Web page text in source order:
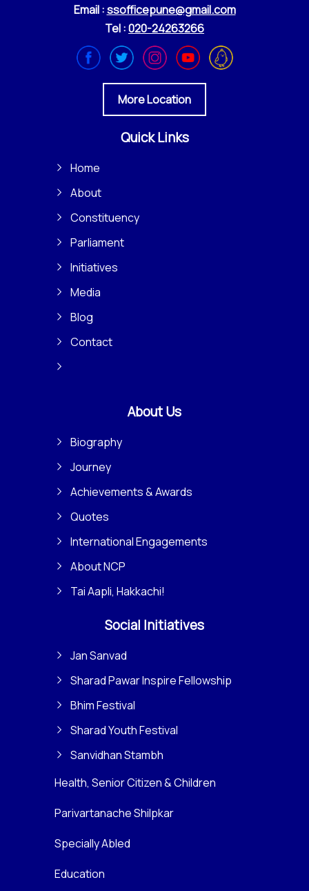
Email :ssofficepune@gmail.com
Tel :020-24263266
More Location
Quick Links
Home
About
Constituency
Parliament
Initiatives
Media
Blog
Contact
About Us
Biography
Journey
Achievements & Awards
Quotes
International Engagements
About NCP
Tai Aapli, Hakkachi!
Social Initiatives
Jan Sanvad
Sharad Pawar Inspire Fellowship
Bhim Festival
Sharad Youth Festival
Sanvidhan Stambh
Health, Senior Citizen & Children
Parivartanache Shilpkar
Specially Abled
Education